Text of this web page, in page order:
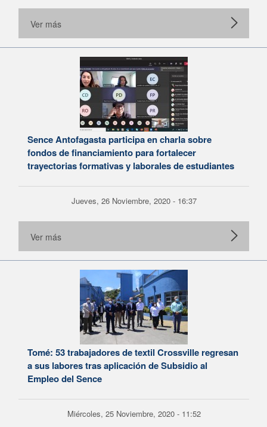
Ver más
Sence Antofagasta participa en charla sobre
fondos de financiamiento para fortalecer
trayectorias formativas y laborales de estudiantes
Jueves, 26 Noviembre, 2020 - 16:37
Ver más
Tomé: 53 trabajadores de textil Crossville regresan
a sus labores tras aplicación de Subsidio al
Empleo del Sence
Miércoles, 25 Noviembre, 2020 - 11:52